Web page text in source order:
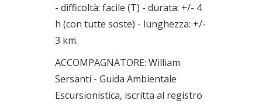
- difficoltà: facile (T) - durata: +/- 4
h (con tutte soste) - lunghezza: +/-
3 km.
ACCOMPAGNATORE: William
Sersanti - Guida Ambientale
Escursionistica, iscritta al registro